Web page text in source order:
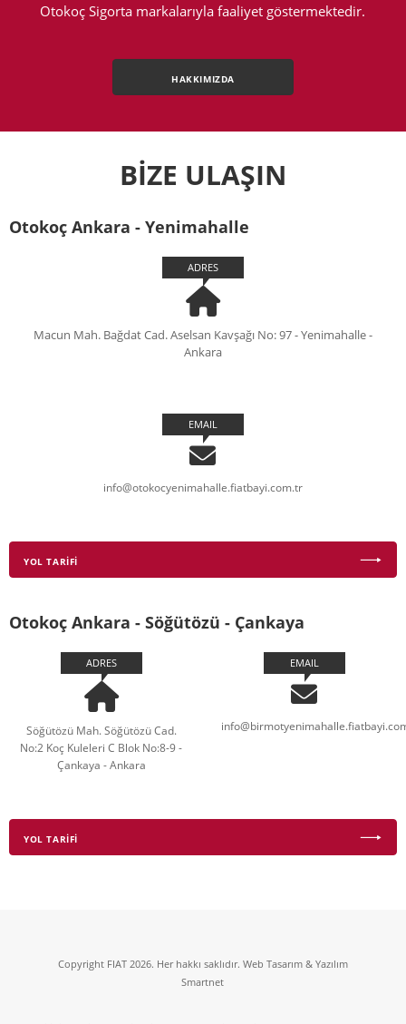
Otokoç Sigorta markalarıyla faaliyet göstermektedir.
HAKKIMIZDA
BİZE ULAŞIN
Otokoç Ankara - Yenimahalle
ADRES
Macun Mah. Bağdat Cad. Aselsan Kavşağı No: 97 - Yenimahalle -
Ankara
EMAIL
info@otokocyenimahalle.fiatbayi.com.tr
YOL TARİFİ
Otokoç Ankara - Söğütözü - Çankaya
ADRES
Söğütözü Mah. Söğütözü Cad.
No:2 Koç Kuleleri C Blok No:8-9 -
Çankaya - Ankara
EMAIL
YOL TARİFİ
Copyright FIAT 2026. Her hakkı saklıdır. Web Tasarım & Yazılım
Smartnet